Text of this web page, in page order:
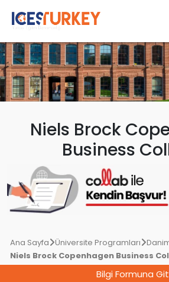
Niels Brock
Business
Ana Sayfa Üniversite Programları
Niels Brock Copenhagen Business
Bilgi Formuna Git